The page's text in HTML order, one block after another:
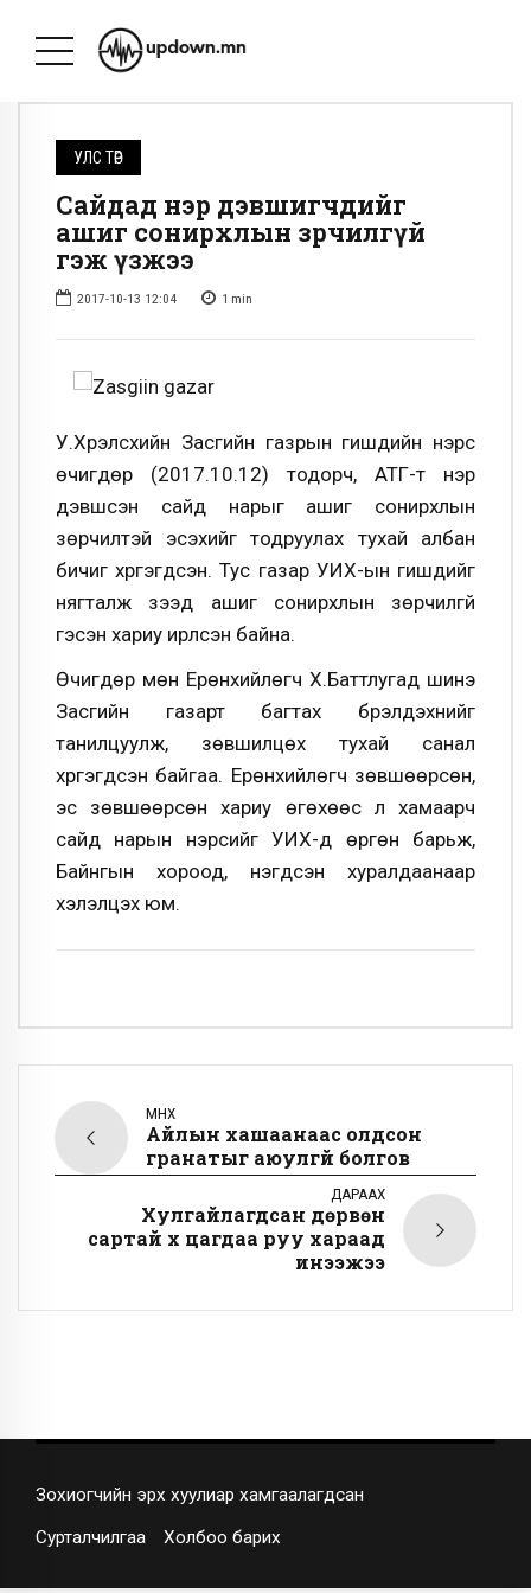
УЛС ТӨР
Сайдад нэр дэвшигчдийг
ашиг сонирхлын зөрчилгүй
гэж үзжээ
2017-10-13 12:04 1 min
У.Хүрэлсүхийн Засгийн газрын гишүүдийн нэрс
өчигдөр (2017.10.12) тодорч, АТГ-т нэр
дэвшсэн сайд нарыг ашиг сонирхлын
зөрчилтэй эсэхийг тодруулах тухай албан
бичиг хүргэгдсэн. Тус газар УИХ-ын гишүүдийг
нягталж үзээд ашиг сонирхлын зөрчилгүй
гэсэн хариу ирүүлсэн байна.
Өчигдөр мөн Ерөнхийлөгч Х.Баттлугад шинэ
Засгийн газарт багтах бүрэлдэхүүнийг
танилцуулж, зөвшилцөх тухай санал
хүргэгдсэн байгаа. Ерөнхийлөгч зөвшөөрсөн,
эс зөвшөөрсөн хариу өгөхөөс үл хамаарч
сайд нарын нэрсийг УИХ-д өргөн барьж,
Байнгын хороод, нэгдсэн хуралдаанаар
хэлэлцэх юм.
ӨМНӨХ
Айлын хашаанаас олдсон
гранатыг аюулгүй болгов
ДАРААХ
Хулгайлагдсан дөрвөн
сартай хүү цагдаа руу хараад
инээжээ
Зохиогчийн эрх хуулиар хамгаалагдсан
Сурталчилгаа Холбоо барих